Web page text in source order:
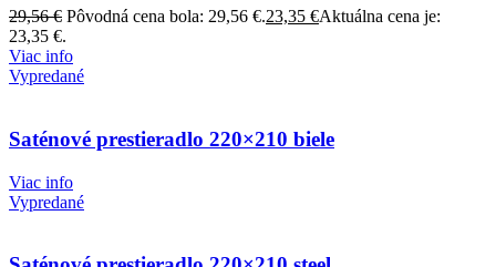
29,56€ Pôvodná cena bola: 29,56 €.23,35 €Aktuálna cena je:
23,35 €.
Viac info
Vypredané
Saténové prestieradlo 220×210 biele
Viac info
Vypredané